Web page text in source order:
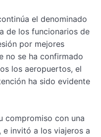
el denominado
de los funcionarios de
por mejores
no se ha confirmado
los aeropuertos, el
ha sido evidente
compromiso con una
e invitó a los viajeros a